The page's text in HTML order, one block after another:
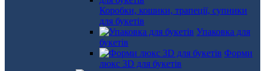
Коробки, кошики, трапеції, супники
для букетів
Упаковка для
букетів
Форми
люкс 3D для букетів